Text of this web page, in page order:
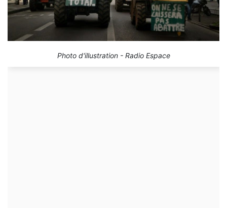
Photo d'illustration - Radio Espace